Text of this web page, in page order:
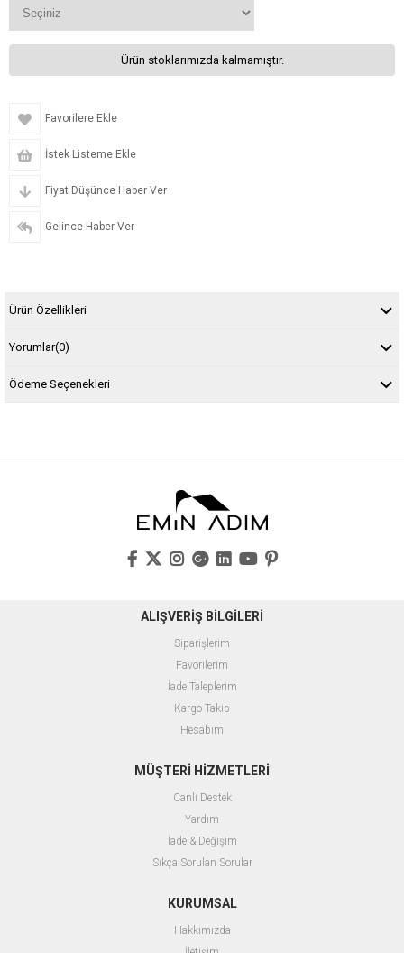
Ürün stoklarımızda kalmamıştır.
Favorilere Ekle
İstek Listeme Ekle
Fiyat Düşünce Haber Ver
Gelince Haber Ver
Ürün Özellikleri
Yorumlar(0)
Ödeme Seçenekleri
ALIŞVERİŞ BİLGİLERİ
Siparişlerim
Favorilerim
İade Taleplerim
Kargo Takip
Hesabım
MÜŞTERİ HİZMETLERİ
Canlı Destek
Yardım
İade & Değişim
Sıkça Sorulan Sorular
KURUMSAL
Hakkımızda